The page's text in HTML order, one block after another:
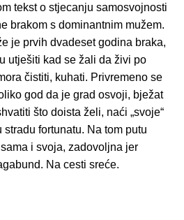
tekst o stjecanju samosvojnosti
brakom s dominantnim mužem.
je prvih dvadeset godina braka,
utješiti kad se žali da živi po
čistiti, kuhati. Privremeno se
god da je grad osvoji, bježat
što doista želi, naći „svoje“
stradu fortunatu. Na tom putu
i svoja, zadovoljna jer
Na cesti sreće.